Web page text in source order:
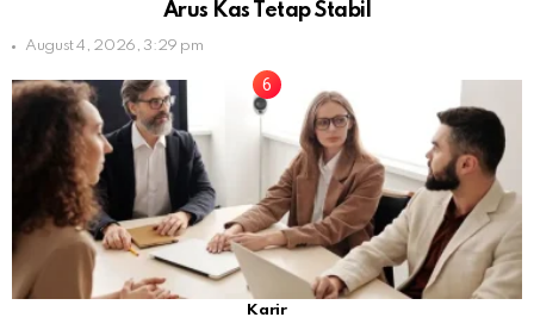
Arus Kas Tetap Stabil
August 4, 2026, 3:29 pm
Karir